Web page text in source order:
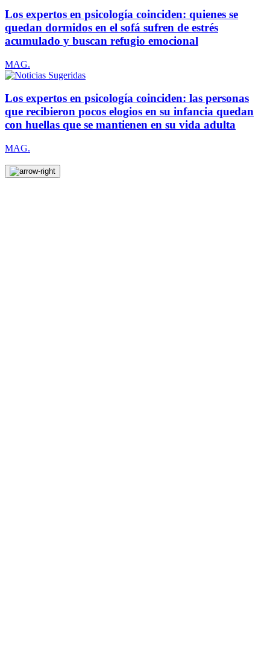
Los expertos en psicología coinciden: quienes se
quedan dormidos en el sofá sufren de estrés
acumulado y buscan refugio emocional
MAG.
Los expertos en psicología coinciden: las personas
que recibieron pocos elogios en su infancia quedan
con huellas que se mantienen en su vida adulta
MAG.